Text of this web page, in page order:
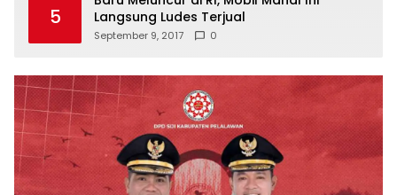
Sosok New Nissan Livina Terungkap, Apa
Kata NMI?
4
Mitsubishi Beri Nama Bayi Barunya
Xpander, Low MPV Pesaing Avanza cs
September 9, 2017 0
5
Baru Meluncur di RI, Mobil Mahal Ini
Langsung Ludes Terjual
September 9, 2017 0